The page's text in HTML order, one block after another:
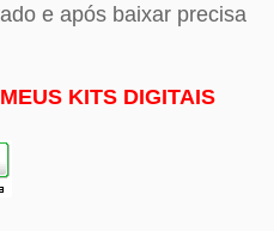
e após baixar precisa
KITS DIGITAIS